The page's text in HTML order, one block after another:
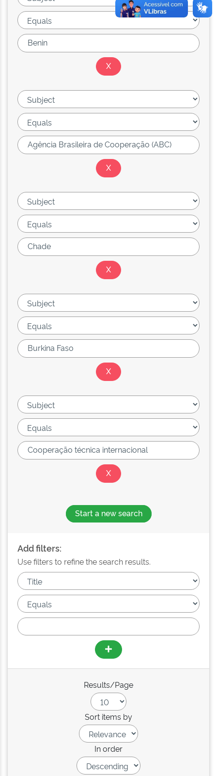
Start a new search
Add filters:
Use filters to refine the search results.
Results/Page
Sort items by
In order